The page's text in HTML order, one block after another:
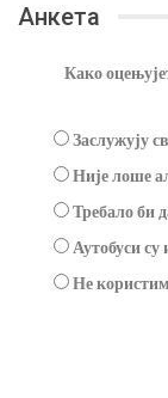
Анкета
Како
Заслужују
Није лоше
Требало би
Аутобуси
Не